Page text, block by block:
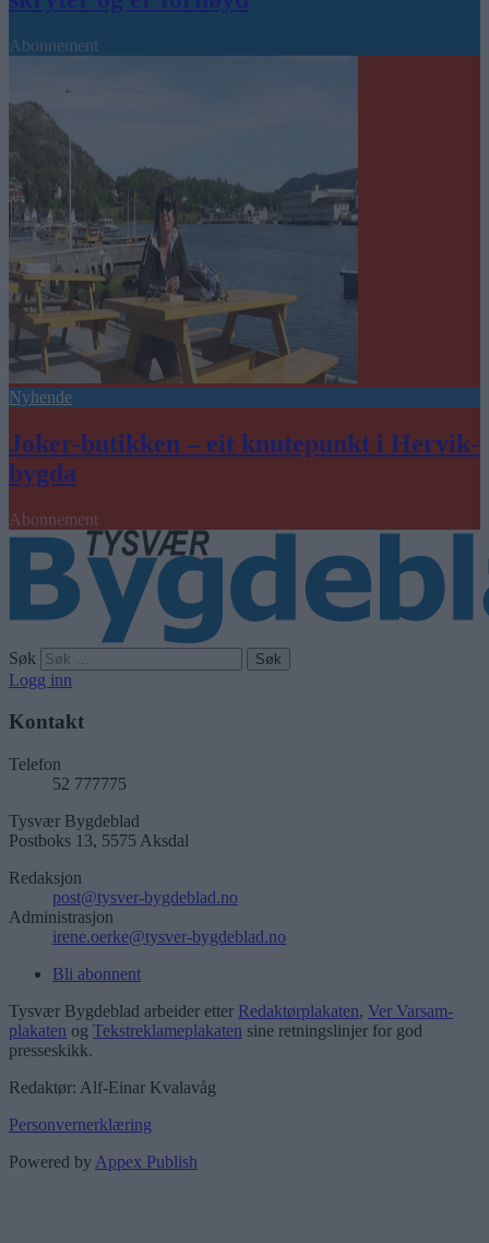
Abonnement
Nyhende
Joker-butikken – eit knutepunkt i Hervik-
bygda
Abonnement
Søk
Logg inn
Kontakt
Telefon
52 777775
Tysvær Bygdeblad
Postboks 13, 5575 Aksdal
Redaksjon
post@tysver-bygdeblad.no
Administrasjon
irene.oerke@tysver-bygdeblad.no
Bli abonnent
Tysvær Bygdeblad arbeider etter Redaktørplakaten, Ver Varsam-
plakaten og Tekstreklameplakaten sine retningslinjer for god
presseskikk.
Redaktør: Alf-Einar Kvalavåg
Personvernerklæring
Powered by Appex Publish